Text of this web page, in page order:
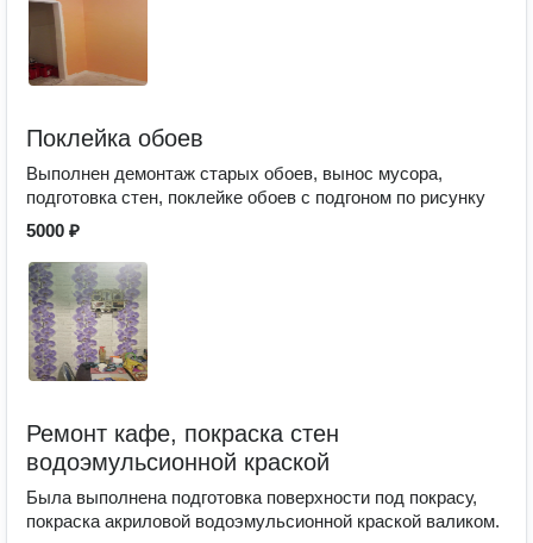
Поклейка обоев
Выполнен демонтаж старых обоев, вынос мусора,
подготовка стен, поклейке обоев с подгоном по рисунку
5000 ₽
Ремонт кафе, покраска стен
водоэмульсионной краской
Была выполнена подготовка поверхности под покрасу,
покраска акриловой водоэмульсионной краской валиком.